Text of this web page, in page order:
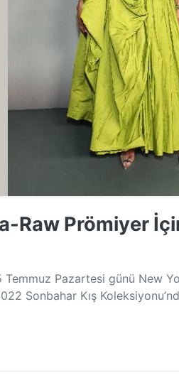
Raw Prömiyer
Pazartesi günü New
Sonbahar Kış